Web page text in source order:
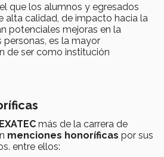
que los alumnos y egresados
alta calidad, de impacto hacia la
potenciales mejoras en la
es la mayor
de ser como institución
EXATEC más de la carrera de
menciones honoríficas por sus
entre ellos: